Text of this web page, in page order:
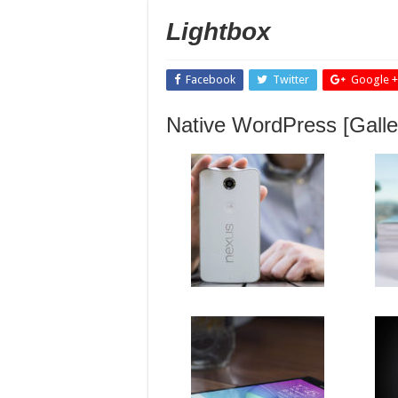
Lightbox
Facebook Twitter Google +
Native WordPress